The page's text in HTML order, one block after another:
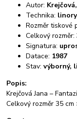
Autor:
Technika:
Rozměr tiskové
Celkový rozměr:
Signatura:
Datace: 1987
Stav:výborný,
Popis:
Krejčová Jana –
Celkový rozměr 35 cm